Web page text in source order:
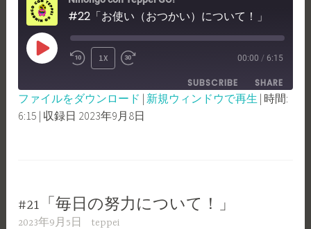
#22「お使い（おつかい）について！」
PLAY
REWIND
10
SECONDS
1X
FAST
FORWARD
30
00:00 / 6:15
SUBSCRIBE SHARE
SHARE
ファイルをダウンロード | 新規ウィンドウで再生 | 時間:
6:15 | 収録日 2023年9月8日
#21「毎日の努力について！」
2023年9月5日 teppei